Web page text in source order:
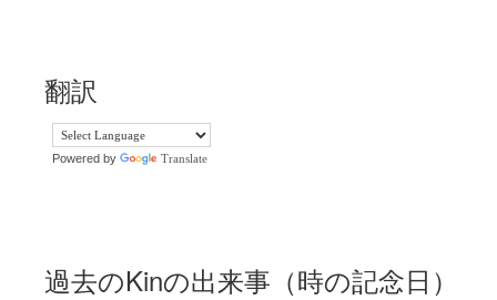
翻訳
Powered by Translate
過去のKinの出来事（時の記念日）